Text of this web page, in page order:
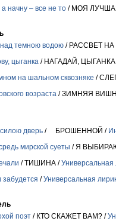
начну – все не то / МОЯ
темною водою / РАССВЕТ НА
цыганка / НАГАДАЙ,
на шальном сквозняке /
возраста / ЗИМНЯЯ
дверь / БРОШЕННОЙ /
мирской суеты / Я
/ ТИШИНА /Универсальная
забудется /Универсальная
поэт / КТО СКАЖЕТ ВАМ? /